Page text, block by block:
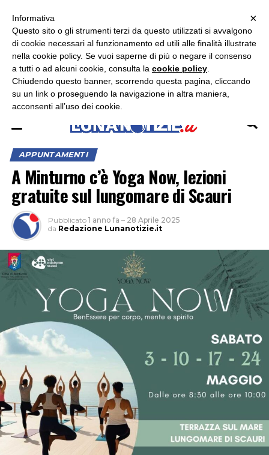
ASCOLTA RADIO LUNA
APPUNTAMENTI
A Minturno c’è Yoga Now, lezioni
gratuite sul lungomare di Scauri
Pubblicato 1 anno fa – 28 Aprile 2025
da Redazione Lunanotizie.it
×
×
Informativa
Questo sito o gli strumenti terzi da questo utilizzati si avvalgono
di cookie necessari al funzionamento ed utili alle finalità illustrate
nella cookie policy. Se vuoi saperne di più o negare il consenso
a tutti o ad alcuni cookie, consulta la cookie policy
Chiudendo questo banner, scorrendo questa pagina, cliccando
su un link o proseguendo la navigazione in altra maniera,
acconsenti all’uso dei cookie.